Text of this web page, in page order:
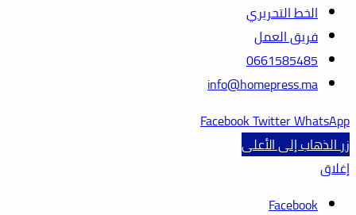
الخط التحريري
فريق العمل
0661585485
info@homepress.ma
FacebookTwitterWhatsApp
زر الذهاب إلى الأعلى
إغلاق
Facebook